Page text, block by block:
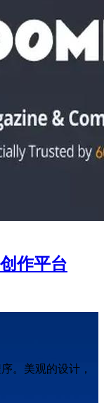
作平台
。美观的设计，